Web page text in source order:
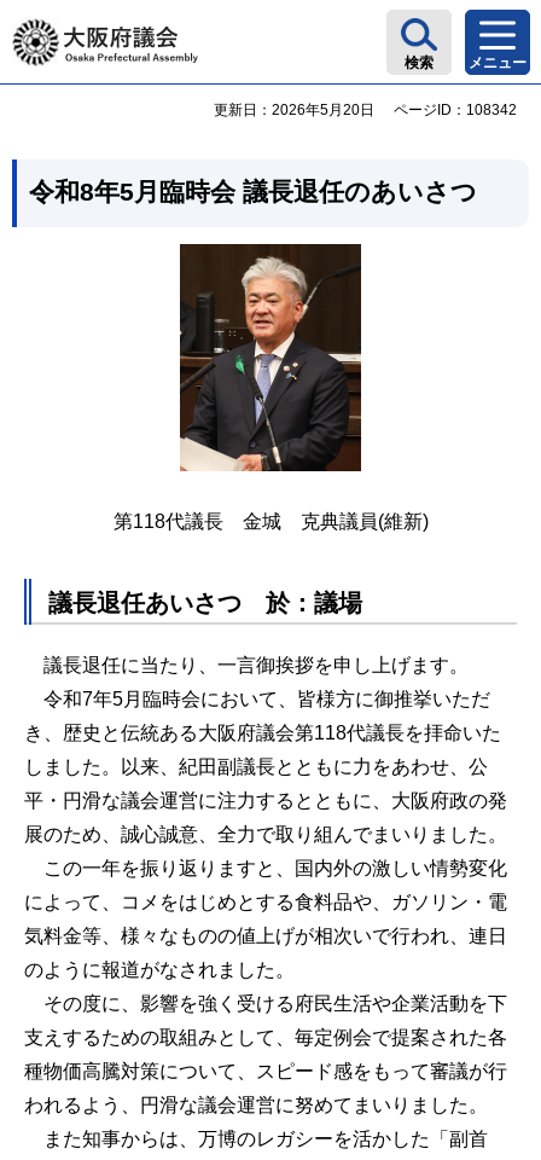
大阪府議会
検索 メニュー
更新日：2026年5月20日 ページID：108342
令和8年5月臨時会 議長退任のあいさつ
第118代議長 金城 克典議員(維新)
議長退任あいさつ 於：議場
議長退任に当たり、一言御挨拶を申し上げます。
令和7年5月臨時会において、皆様方に御推挙いただ
き、歴史と伝統ある大阪府議会第118代議長を拝命いた
しました。以来、紀田副議長とともに力をあわせ、公
平・円滑な議会運営に注力するとともに、大阪府政の発
展のため、誠心誠意、全力で取り組んでまいりました。
この一年を振り返りますと、国内外の激しい情勢変化
によって、コメをはじめとする食料品や、ガソリン・電
気料金等、様々なものの値上げが相次いで行われ、連日
のように報道がなされました。
その度に、影響を強く受ける府民生活や企業活動を下
支えするための取組みとして、毎定例会で提案された各
種物価高騰対策について、スピード感をもって審議が行
われるよう、円滑な議会運営に努めてまいりました。
また知事からは、万博のレガシーを活かした「副首